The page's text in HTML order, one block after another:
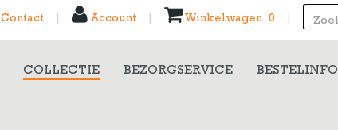
Contact Account Winkelwagen 0
COLLECTIE BEZORGSERVICE BESTELINFO